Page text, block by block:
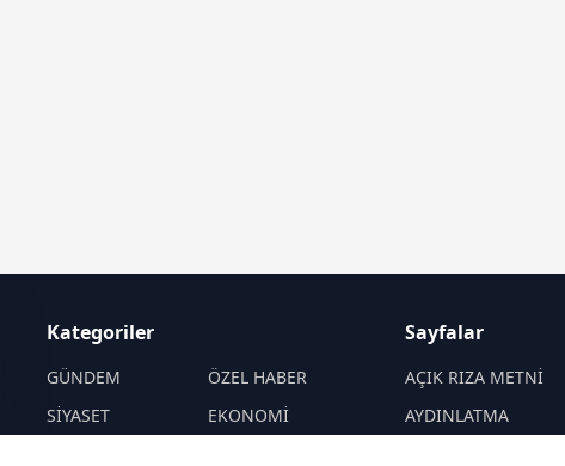
Kategoriler
GÜNDEM
ÖZEL HABER
SİYASET
EKONOMİ
Sayfalar
AÇIK RIZA METNİ
AYDINLATMA